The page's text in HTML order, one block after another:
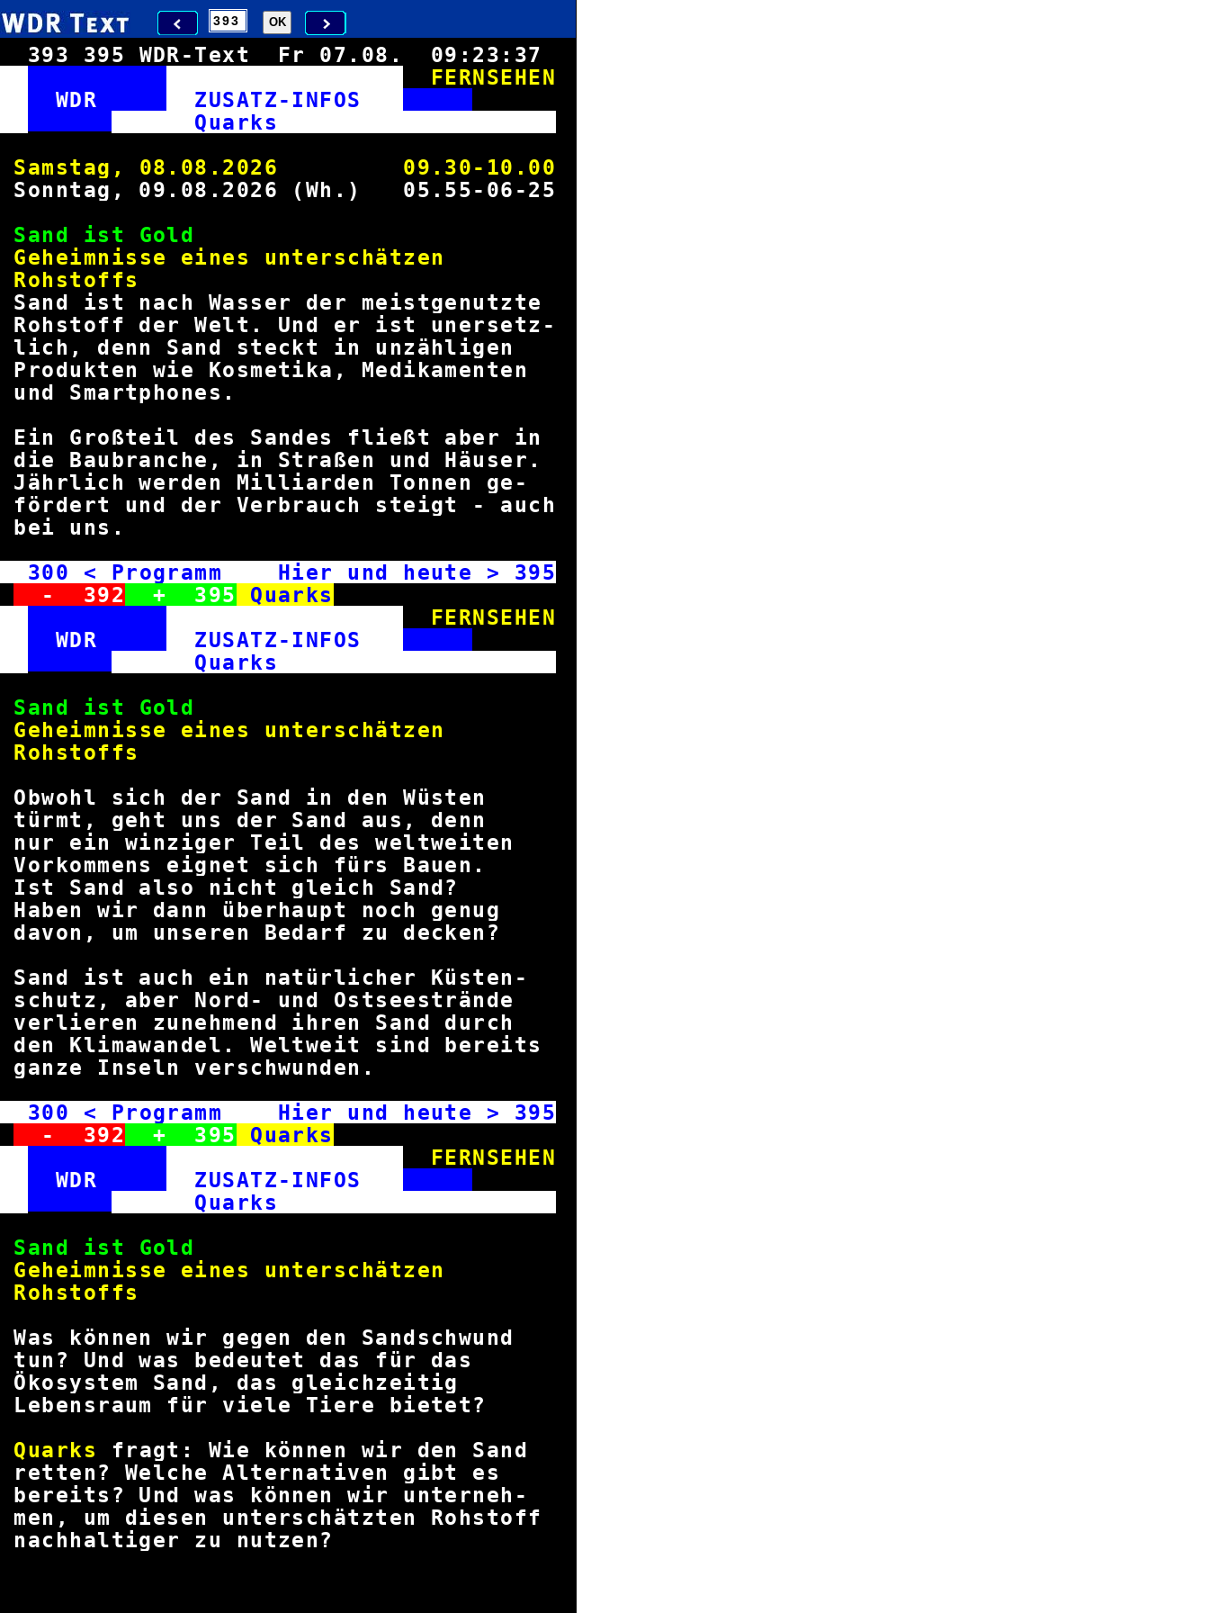
393 395 WDR-Text Fr 07.08. 09:23:38
FERNSEHEN
WDR
ZUSATZ-INFOS
Quarks
Samstag, 08.08.2026 09.30-10.00
Sonntag, 09.08.2026 (Wh.) 05.55-06-25
Sand ist Gold
Geheimnisse eines unterschätzen
Rohstoffs
Sand ist nach Wasser der meistgenutzte
Rohstoff der Welt. Und er ist unersetz-
lich, denn Sand steckt in unzähligen
Produkten wie Kosmetika, Medikamenten
und Smartphones.
Ein Großteil des Sandes fließt aber in
die Baubranche, in Straßen und Häuser.
Jährlich werden Milliarden Tonnen ge-
fördert und der Verbrauch steigt - auch
bei uns.
300 < Programm Hier und heute > 395
- 392 + 395
Quarks
FERNSEHEN
WDR
ZUSATZ-INFOS
Quarks
Sand ist Gold
Geheimnisse eines unterschätzen
Rohstoffs
Obwohl sich der Sand in den Wüsten
türmt, geht uns der Sand aus, denn
nur ein winziger Teil des weltweiten
Vorkommens eignet sich fürs Bauen.
Ist Sand also nicht gleich Sand?
Haben wir dann überhaupt noch genug
davon, um unseren Bedarf zu decken?
Sand ist auch ein natürlicher Küsten-
schutz, aber Nord- und Ostseestrände
verlieren zunehmend ihren Sand durch
den Klimawandel. Weltweit sind bereits
ganze Inseln verschwunden.
300 < Programm Hier und heute > 395
- 392 + 395
Quarks
FERNSEHEN
WDR
ZUSATZ-INFOS
Quarks
Sand ist Gold
Geheimnisse eines unterschätzen
Rohstoffs
Was können wir gegen den Sandschwund
tun? Und was bedeutet das für das
Ökosystem Sand, das gleichzeitig
Lebensraum für viele Tiere bietet?
Quarks fragt: Wie können wir den Sand
retten? Welche Alternativen gibt es
bereits? Und was können wir unterneh-
men, um diesen unterschätzten Rohstoff
nachhaltiger zu nutzen?